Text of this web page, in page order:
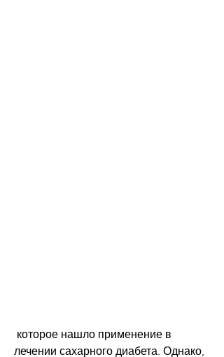
лечении сахарного диабета. Однако,